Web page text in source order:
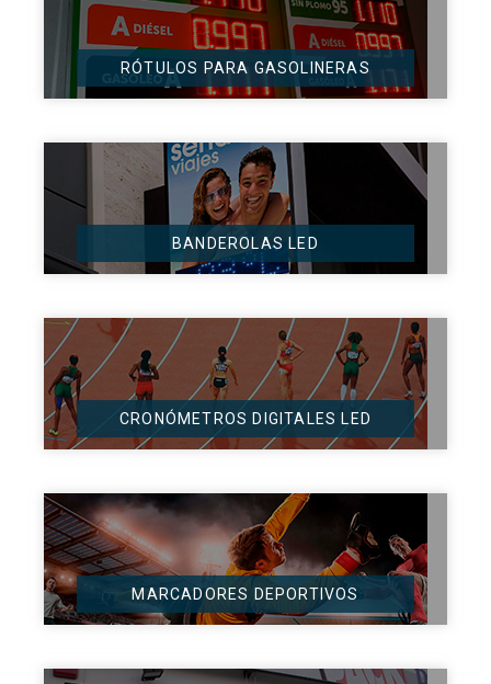
RÓTULOS PARA GASOLINERAS
BANDEROLAS LED
CRONÓMETROS DIGITALES LED
MARCADORES DEPORTIVOS